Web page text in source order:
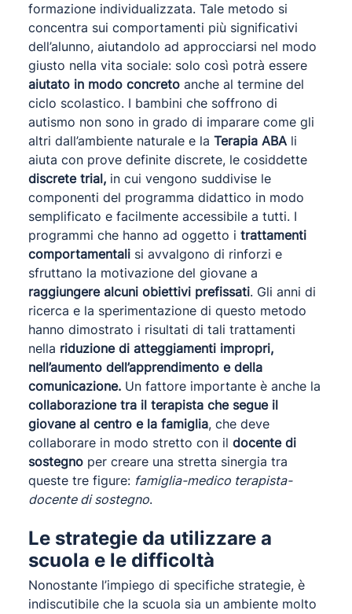
formazione individualizzata. Tale metodo si
concentra sui comportamenti più significativi
dell’alunno, aiutandolo ad approcciarsi nel modo
giusto nella vita sociale: solo così potrà essere
aiutato in modo concreto anche al termine del
ciclo scolastico. I bambini che soffrono di
autismo non sono in grado di imparare come gli
altri dall’ambiente naturale e la Terapia ABA li
aiuta con prove definite discrete, le cosiddette
discrete trial, in cui vengono suddivise le
componenti del programma didattico in modo
semplificato e facilmente accessibile a tutti. I
programmi che hanno ad oggetto i trattamenti
comportamentali si avvalgono di rinforzi e
sfruttano la motivazione del giovane a
raggiungere alcuni obiettivi prefissati. Gli anni di
ricerca e la sperimentazione di questo metodo
hanno dimostrato i risultati di tali trattamenti
nella riduzione di atteggiamenti impropri,
nell’aumento dell’apprendimento e della
comunicazione. Un fattore importante è anche la
collaborazione tra il terapista che segue il
giovane al centro e la famiglia, che deve
collaborare in modo stretto con il docente di
sostegno per creare una stretta sinergia tra
queste tre figure: famiglia-medico terapista-
docente di sostegno.
Le strategie da utilizzare a
scuola e le difficoltà
Nonostante l’impiego di specifiche strategie, è
indiscutibile che la scuola sia un ambiente molto